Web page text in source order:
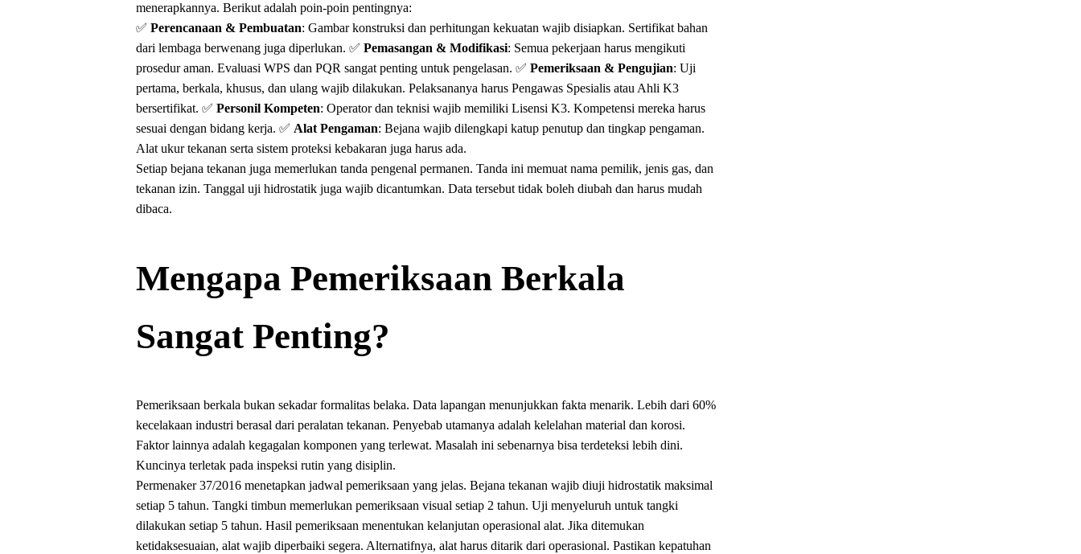
menerapkannya. Berikut adalah poin-poin pentingnya:
✅Perencanaan & Pembuatan: Gambar konstruksi dan perhitungan kekuatan wajib disiapkan. Sertifikat bahan
dari lembaga berwenang juga diperlukan. ✅Pemasangan & Modifikasi: Semua pekerjaan harus mengikuti
prosedur aman. Evaluasi WPS dan PQR sangat penting untuk pengelasan. ✅Pemeriksaan & Pengujian: Uji
pertama, berkala, khusus, dan ulang wajib dilakukan. Pelaksananya harus Pengawas Spesialis atau Ahli K3
bersertifikat. ✅Personil Kompeten: Operator dan teknisi wajib memiliki Lisensi K3. Kompetensi mereka harus
sesuai dengan bidang kerja. ✅ Alat Pengaman: Bejana wajib dilengkapi katup penutup dan tingkap pengaman.
Alat ukur tekanan serta sistem proteksi kebakaran juga harus ada.
Setiap bejana tekanan juga memerlukan tanda pengenal permanen. Tanda ini memuat nama pemilik, jenis gas, dan
tekanan izin. Tanggal uji hidrostatik juga wajib dicantumkan. Data tersebut tidak boleh diubah dan harus mudah
dibaca.
Mengapa Pemeriksaan Berkala
Sangat Penting?
Pemeriksaan berkala bukan sekadar formalitas belaka. Data lapangan menunjukkan fakta menarik. Lebih dari 60%
kecelakaan industri berasal dari peralatan tekanan. Penyebab utamanya adalah kelelahan material dan korosi.
Faktor lainnya adalah kegagalan komponen yang terlewat. Masalah ini sebenarnya bisa terdeteksi lebih dini.
Kuncinya terletak pada inspeksi rutin yang disiplin.
Permenaker 37/2016 menetapkan jadwal pemeriksaan yang jelas. Bejana tekanan wajib diuji hidrostatik maksimal
setiap 5 tahun. Tangki timbun memerlukan pemeriksaan visual setiap 2 tahun. Uji menyeluruh untuk tangki
dilakukan setiap 5 tahun. Hasil pemeriksaan menentukan kelanjutan operasional alat. Jika ditemukan
ketidaksesuaian, alat wajib diperbaiki segera. Alternatifnya, alat harus ditarik dari operasional. Pastikan kepatuhan